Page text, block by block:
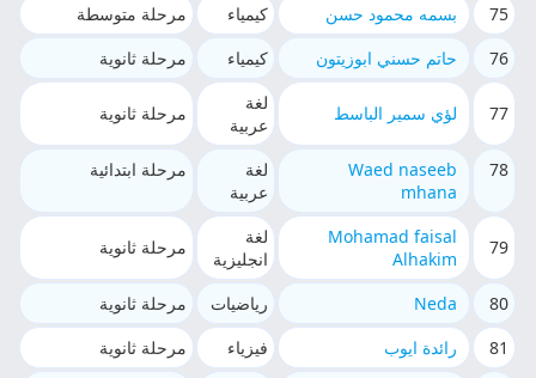
75
بسمه محمود حسن كيمياء
مرحلة متوسطة
76
حاتم حسني ابوزيتون كيمياء مرحلة ثانوية
77 لؤي سمير الباسط
لغة
عربية
مرحلة ثانوية
78
Waed naseeb
mhana
لغة
عربية
مرحلة ابتدائية
79
Mohamad faisal
Alhakim
لغة
انجليزية
مرحلة ثانوية
80
Neda رياضيات
مرحلة ثانوية
81
رائدة ايوب فيزياء
مرحلة ثانوية